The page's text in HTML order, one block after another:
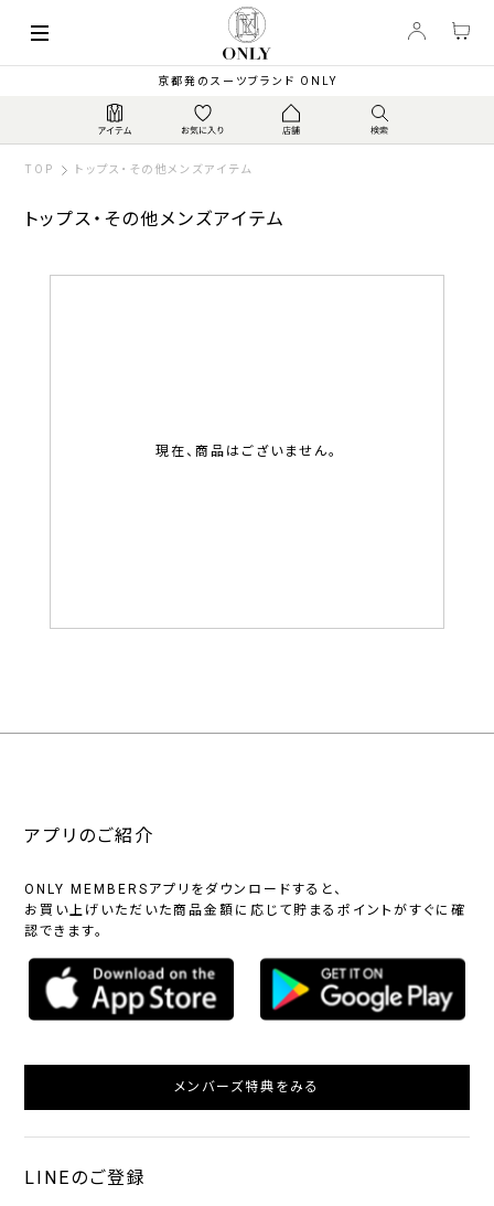
京都発のスーツブランド ONLY
TOP トップス・その他メンズアイテム
トップス・その他メンズアイテム
現在、商品はございません。
アプリのご紹介
ONLY MEMBERSアプリをダウンロードすると、
お買い上げいただいた商品金額に応じて貯まるポイントがすぐに確
認できます。
メンバーズ特典をみる
LINEのご登録